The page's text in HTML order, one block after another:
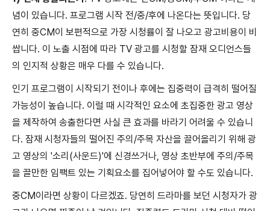
념이 있습니다. 프로그램 시작 전/중/후에 나온다는 뜻입니다. 당
연히 중CM이 보편적으로 가장 시청률이 잘 나오고 광고비용이 비
쌉니다. 이 노출 시점에 따라 TV 광고를 시청할 잠재 오디언스들
의 인지적 상황은 매우 다를 수 있습니다.
인기 프로그램이 시작되기 전이나 후에는 집중력이 급격히 떨어질
가능성이 높습니다. 이럴 때 시각적인 요소에 초집중한 광고 영상
을 제작하여 송출한다면 사실 큰 효과를 바라기 어려울 수 있습니
다. 잠재 시청자들의 떨어진 주의/주목 자산을 끌어올리기 위해 광
고 영상의 '소리(사운드)'에 신경쓰거나, 영상 초반부에 주의/주목
을 끌만한 임팩트 있는 기획요소를 집어넣어야 할 수도 있습니다.
중CM이라면 상황이 다르겠죠. 당연히 드라마를 보던 시청자가 광